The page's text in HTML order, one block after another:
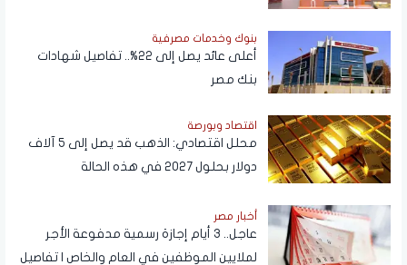
بنوك وخدمات مصرفية
أعلى عائد يصل إلى 22%.. تفاصيل شهادات
بنك مصر
اقتصاد وبورصة
محلل اقتصادي: الذهب قد يصل إلى 5 آلاف
دولار بحلول 2027 في هذه الحالة
أخبار مصر
عاجل.. 3 أيام إجازة رسمية مدفوعة الأجر
لملايين الموظفين في العام والخاص | تفاصيل